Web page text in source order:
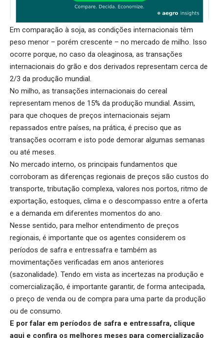
Em comparação à soja, as condições internacionais têm
peso menor – porém crescente – no mercado de milho. Isso
ocorre porque, no caso da oleaginosa, as transações
internacionais do grão e dos derivados representam cerca de
2/3 da produção mundial.
No milho, as transações internacionais do cereal
representam menos de 15% da produção mundial. Assim,
para que choques de preços internacionais sejam
repassados entre países, na prática, é preciso que as
transações ocorram e isto pode demorar algumas semanas
ou até meses.
No mercado interno, os principais fundamentos que
corroboram as diferenças regionais de preços são custos do
transporte, tributação complexa, valores nos portos, ritmo de
exportação, estoques, clima e o descompasso entre a oferta
e a demanda em diferentes momentos do ano.
Nesse sentido, para melhor entendimento de preços
regionais, é importante que os agentes considerem os
períodos de safra e entressafra e também as
movimentações verificadas em anos anteriores
(sazonalidade). Tendo em vista as incertezas na produção e
comercialização, é importante garantir, de forma antecipada,
o preço de venda ou de compra para uma parte da produção
ou de consumo.
E por falar em períodos de safra e entressafra, clique
aqui e confira os melhores meses para comercialização